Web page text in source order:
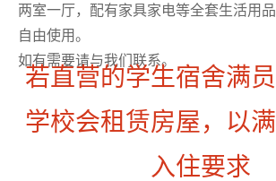
两室一厅，配有家具家电等全套生活用
自由使用。
如有需要请与我们联系。
若直营的学生宿舍满员
学校会租赁房屋，以
入住要求